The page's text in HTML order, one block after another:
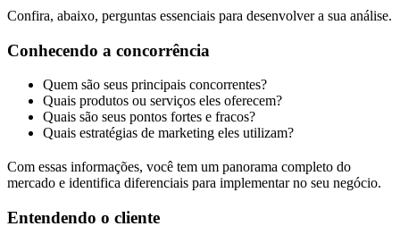
Confira, abaixo, perguntas essenciais para desenvolver a sua análise.
Conhecendo a concorrência
Quem são seus principais concorrentes?
Quais produtos ou serviços eles oferecem?
Quais são seus pontos fortes e fracos?
Quais estratégias de marketing eles utilizam?
Com essas informações, você tem um panorama completo do
mercado e identifica diferenciais para implementar no seu negócio.
Entendendo o cliente